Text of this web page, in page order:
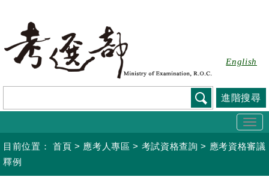
要
容
English
進階搜尋
目前位置： 首頁 > 應考人專區 > 考試資格查詢 > 應考資格審議
釋例